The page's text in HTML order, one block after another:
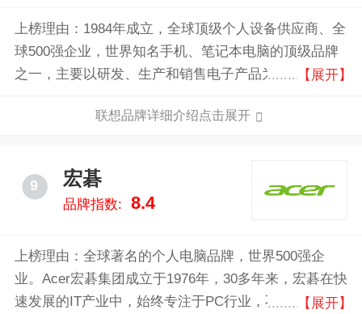
上榜理由：1984年成立，全球顶级个人设备供应商、全
球500强企业，世界知名手机、笔记本电脑的顶级品牌
之一，主要以研发、生产和销售电子产品为主，如智能
器，工作站，存储设备和IT管理软件。
【展开】
联想品牌详细介绍点击展开
9 宏碁
品牌指数: 8.4
上榜理由：全球著名的个人电脑品牌，世界500强企
业。Acer宏碁集团成立于1976年，30多年来，宏碁在快
速发展的IT产业中，始终专注于PC行业，不停的创造历
【展开】